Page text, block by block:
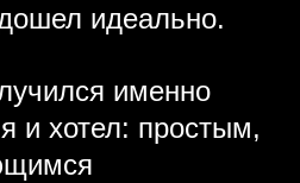
идеально.
именно
и хотел: простым,